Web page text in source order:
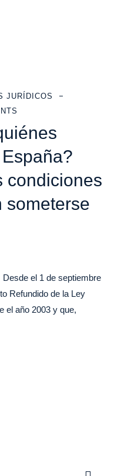
JURÍDICOS
condiciones
someterse
el 1 de septiembre
Refundido de la Ley
el año 2003 y que,